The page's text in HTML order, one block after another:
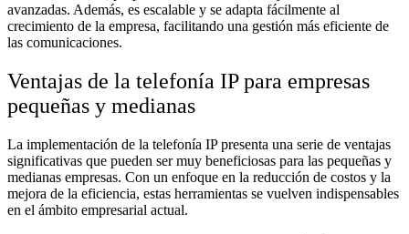
avanzadas. Además, es escalable y se adapta fácilmente al
crecimiento de la empresa, facilitando una gestión más eficiente de
las comunicaciones.
Ventajas de la telefonía IP para empresas
pequeñas y medianas
La implementación de la telefonía IP presenta una serie de ventajas
significativas que pueden ser muy beneficiosas para las pequeñas y
medianas empresas. Con un enfoque en la reducción de costos y la
mejora de la eficiencia, estas herramientas se vuelven indispensables
en el ámbito empresarial actual.